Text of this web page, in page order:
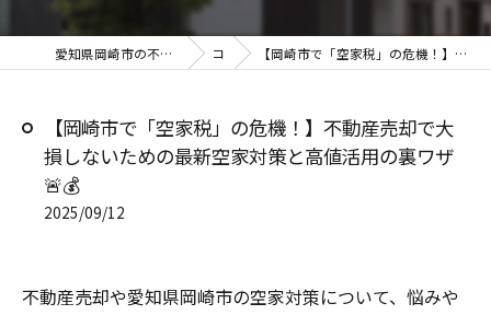
愛知県岡崎市の不動産売却ならセンチュリー21 W不動産販売 コラム 【岡崎市で「空家税」の危機！】不動産売却で大損しないための最新空家対策と高値活用の裏ワザ 🚨💰
【岡崎市で「空家税」の危機！】不動産売却で大
損しないための最新空家対策と高値活用の裏ワザ
🚨💰
2025/09/12
不動産売却や愛知県岡崎市の空家対策について、悩みや